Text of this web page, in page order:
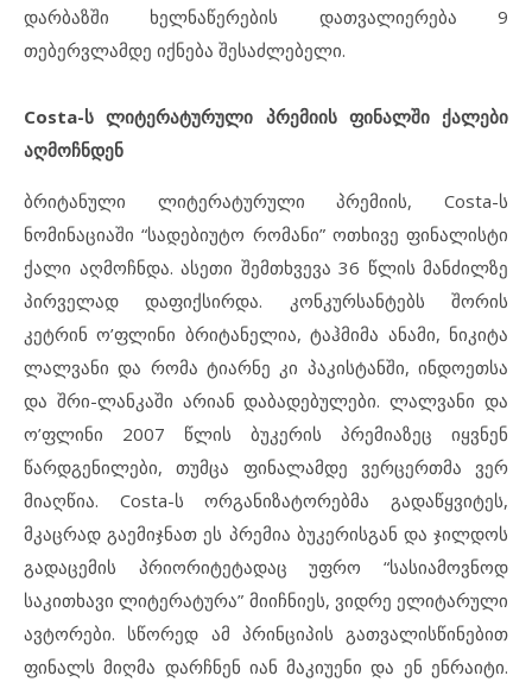
დარბაზში ხელნაწერების დათვალიერება 9
თებერვლამდე იქნება შესაძლებელი.
Costa-ს ლიტერატურული პრემიის ფინალში ქალები
აღმოჩნდენ
ბრიტანული ლიტერატურული პრემიის, Costa-ს
ნომინაციაში “სადებიუტო რომანი” ოთხივე ფინალისტი
ქალი აღმოჩნდა. ასეთი შემთხვევა 36 წლის მანძილზე
პირველად დაფიქსირდა. კონკურსანტებს შორის
კეტრინ ო’ფლინი ბრიტანელია, ტაჰმიმა ანამი, ნიკიტა
ლალვანი და რომა ტიარნე კი პაკისტანში, ინდოეთსა
და შრი-ლანკაში არიან დაბადებულები. ლალვანი და
ო’ფლინი 2007 წლის ბუკერის პრემიაზეც იყვნენ
წარდგენილები, თუმცა ფინალამდე ვერცერთმა ვერ
მიაღწია. Costa-ს ორგანიზატორებმა გადაწყვიტეს,
მკაცრად გაემიჯნათ ეს პრემია ბუკერისგან და ჯილდოს
გადაცემის პრიორიტეტადაც უფრო “სასიამოვნოდ
საკითხავი ლიტერატურა” მიიჩნიეს, ვიდრე ელიტარული
ავტორები. სწორედ ამ პრინციპის გათვალისწინებით
ფინალს მიღმა დარჩნენ იან მაკიუენი და ენ ენრაიტი.